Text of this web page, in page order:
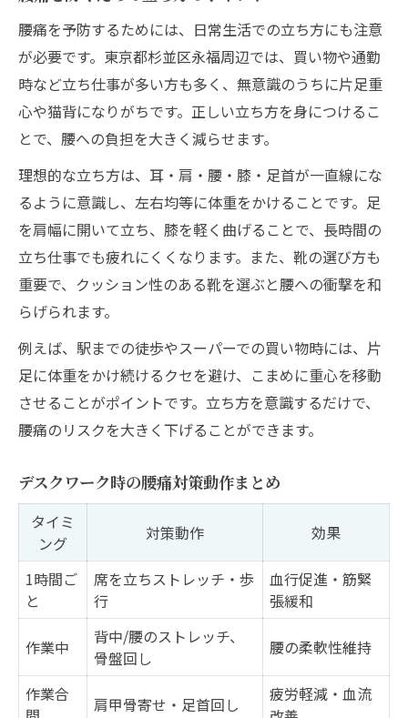
腰痛を予防するためには、日常生活での立ち方にも注意
が必要です。東京都杉並区永福周辺では、買い物や通勤
時など立ち仕事が多い方も多く、無意識のうちに片足重
心や猫背になりがちです。正しい立ち方を身につけるこ
とで、腰への負担を大きく減らせます。
理想的な立ち方は、耳・肩・腰・膝・足首が一直線にな
るように意識し、左右均等に体重をかけることです。足
を肩幅に開いて立ち、膝を軽く曲げることで、長時間の
立ち仕事でも疲れにくくなります。また、靴の選び方も
重要で、クッション性のある靴を選ぶと腰への衝撃を和
らげられます。
例えば、駅までの徒歩やスーパーでの買い物時には、片
足に体重をかけ続けるクセを避け、こまめに重心を移動
させることがポイントです。立ち方を意識するだけで、
腰痛のリスクを大きく下げることができます。
デスクワーク時の腰痛対策動作まとめ
タイミ
ング
対策動作 効果
1時間ご
と
席を立ちストレッチ・歩
行
血行促進・筋緊
張緩和
作業中
背中/腰のストレッチ、
骨盤回し
腰の柔軟性維持
作業合
肩甲骨寄せ・足首回し
疲労軽減・血流